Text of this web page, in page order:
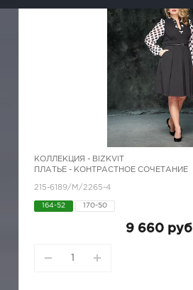
КОЛЛЕКЦИЯ - BIZKVIT
ПЛАТЬЕ - КОНТРАСТНОЕ СОЧЕТАНИЕ
215-6189/М/2265-4
164-52 170-50
9 660 руб